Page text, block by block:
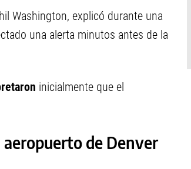
Washington, explicó durante una
una alerta minutos antes de la
inicialmente que el
de Denver